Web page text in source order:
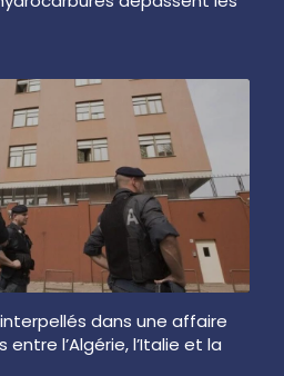
dans une affaire
l’Algérie, l’Italie et la